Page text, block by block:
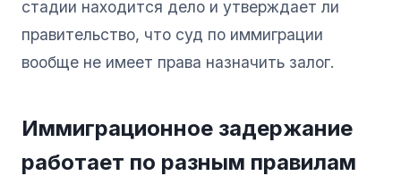
стадии находится дело и утверждает ли
правительство, что суд по иммиграции
вообще не имеет права назначить залог.
Иммиграционное задержание
работает по разным правилам